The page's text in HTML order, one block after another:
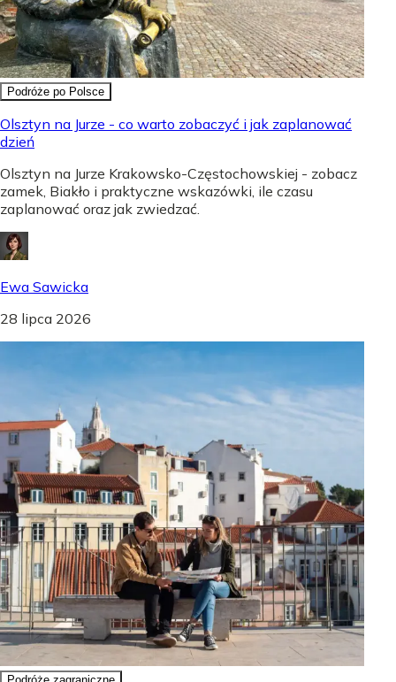
Podróże po Polsce
Olsztyn na Jurze - co warto zobaczyć i jak zaplanować
dzień
Olsztyn na Jurze Krakowsko-Częstochowskiej - zobacz
zamek, Biakło i praktyczne wskazówki, ile czasu
zaplanować oraz jak zwiedzać.
Ewa Sawicka
28 lipca 2026